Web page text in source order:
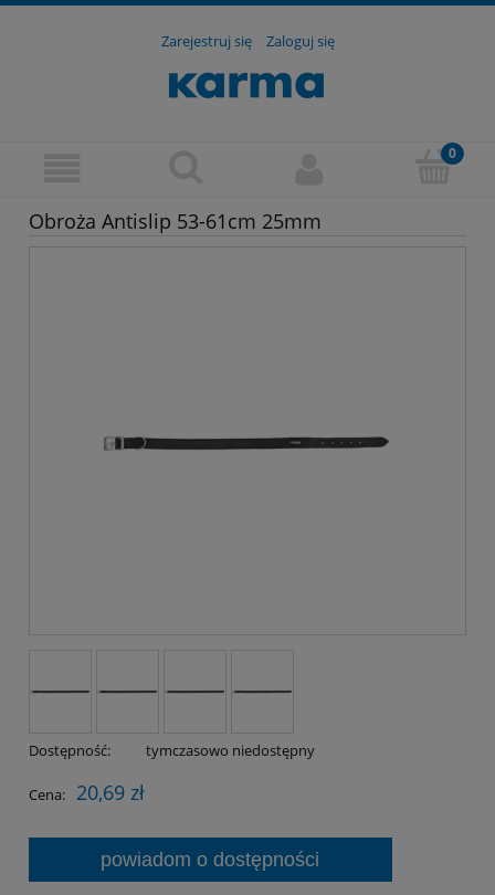
Zarejestruj się Zaloguj się
Obroża Antislip 53-61cm 25mm
Dostępność: tymczasowo niedostępny
Cena: 20,69 zł
powiadom o dostępności